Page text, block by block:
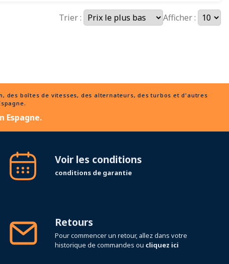
Trier : Afficher :
Espagne.
conditions de garantie
Pour commencer un retour, allez dans votre
historique de commandes ou